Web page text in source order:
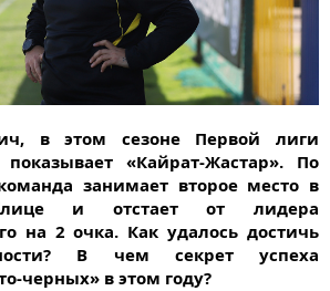
в этом сезоне Первой лиги
«Кайрат-Жастар». По
занимает второе место в
и отстает от лидера
на 2 очка. Как удалось достичь
В чем секрет успеха
черных» в этом году?